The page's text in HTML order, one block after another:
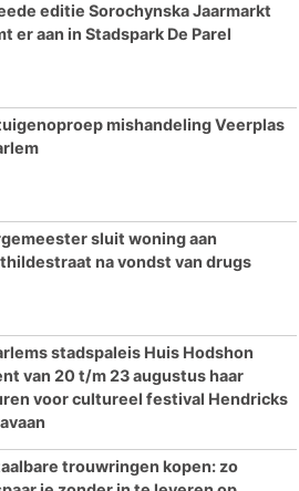
editie Sorochynska Jaarmarkt
er aan in Stadspark De Parel
mishandeling Veerplas
sluit woning aan
na vondst van drugs
stadspaleis Huis Hodshon
van 20 t/m 23 augustus haar
voor cultureel festival Hendricks
trouwringen kopen: zo